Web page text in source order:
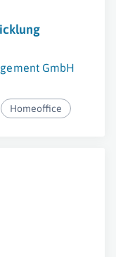
GmbH
Homeoffice